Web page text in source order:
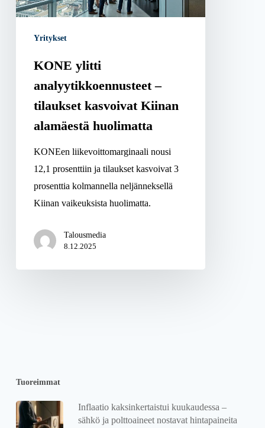
kasvoivat
alamäestä
Yritykset
KONE ylitti
analyytikkoennusteet –
tilaukset kasvoivat Kiinan
alamäestä huolimatta
KONEen liikevoittomarginaali nousi
12,1 prosenttiin ja tilaukset kasvoivat 3
prosenttia kolmannella neljänneksellä
Kiinan vaikeuksista huolimatta.
Talousmedia
8.12.2025
Tuoreimmat
Inflaatio kaksinkertaistui kuukaudessa –
sähkö ja polttoaineet nostavat hintapaineita